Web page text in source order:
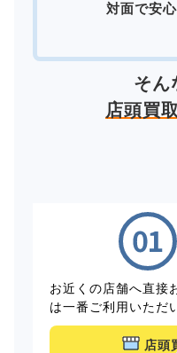
対面で安
そん
店頭買取
お近くの店舗へ直接
は一番ご利用いただ
店頭